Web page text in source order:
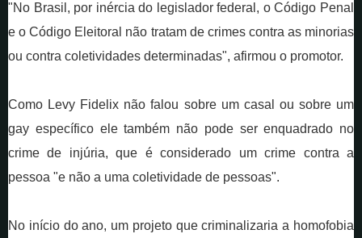
"No Brasil, por inércia do legislador federal, o Código Penal
e o Código Eleitoral não tratam de crimes contra as minorias
ou contra coletividades determinadas", afirmou o promotor.
Como Levy Fidelix não falou sobre um casal ou sobre um
gay específico ele também não pode ser enquadrado no
crime de injúria, que é considerado um crime contra a
pessoa "e não a uma coletividade de pessoas".
No início do ano, um projeto que criminalizaria a homofobia